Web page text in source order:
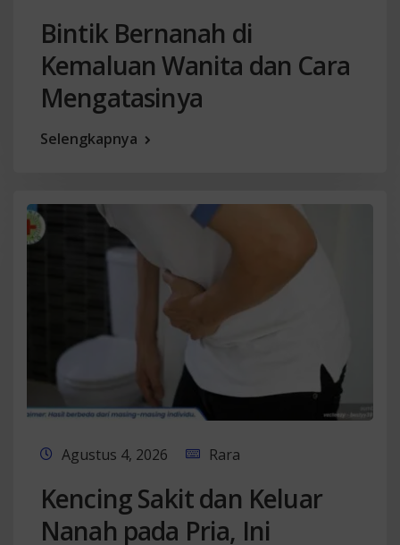
Bintik Bernanah di
Kemaluan Wanita dan Cara
Mengatasinya
Selengkapnya
Agustus 4, 2026 Rara
Kencing Sakit dan Keluar
Nanah pada Pria, Ini